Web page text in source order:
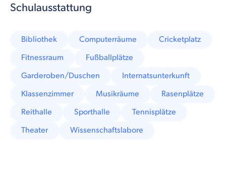
Schulausstattung
Bibliothek Computerräume
Cricketplatz
Fitnessraum
Fußballplätze
Garderoben/Duschen
Internatsunterkunft
Klassenzimmer
Musikräume
Rasenplätze
Reithalle
Sporthalle
Tennisplätze
Theater
Wissenschaftslabore